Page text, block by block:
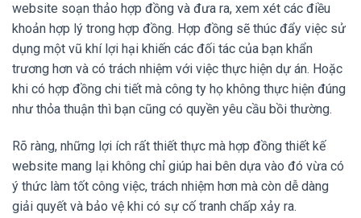
website soạn thảo hợp đồng và đưa ra, xem xét các điều
khoản hợp lý trong hợp đồng. Hợp đồng sẽ thúc đẩy việc sử
dụng một vũ khí lợi hại khiến các đối tác của bạn khẩn
trương hơn và có trách nhiệm với việc thực hiện dự án. Hoặc
khi có hợp đồng chi tiết mà công ty họ không thực hiện đúng
như thỏa thuận thì bạn cũng có quyền yêu cầu bồi thường.
Rõ ràng, những lợi ích rất thiết thực mà hợp đồng thiết kế
website mang lại không chỉ giúp hai bên dựa vào đó vừa có
ý thức làm tốt công việc, trách nhiệm hơn mà còn dễ dàng
giải quyết và bảo vệ khi có sự cố tranh chấp xảy ra.